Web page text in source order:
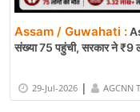
Assam / Guwahati :
संख्या 75 पहुंची, सरकार ने ₹9
29-Jul-2026 | AGCNN